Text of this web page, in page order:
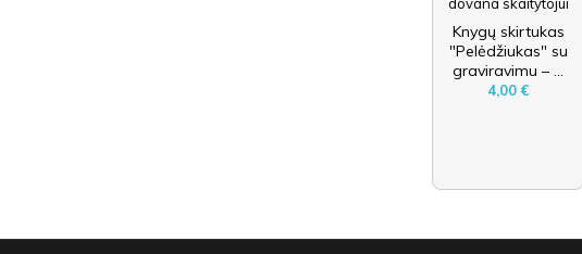
Knygų skirtukas
"Pelėdžiukas" su
graviravimu – ...
4,00 €